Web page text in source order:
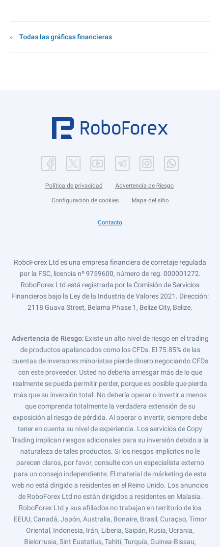
Todas las gráficas financieras
Política de privacidad Advertencia de Riesgo
Configuración de cookies Mapa del sitio
Contacto
RoboForex Ltd es una empresa financiera de corretaje regulada
por la FSC, licencia nº 9759600, número de reg. 000001272.
RoboForex Ltd está registrada por la Comisión de Servicios
Financieros bajo la Ley de la Industria de Valores 2021. Dirección:
2118 Guava Street, Belama Phase 1, Belize City, Belize.
Advertencia de Riesgo: Existe un alto nivel de riesgo en el trading
de productos apalancados como los CFDs. El 75.85% de las
cuentas de inversores minoristas pierde dinero negociando CFDs
con este proveedor. Usted no debería arriesgar más de lo que
realmente se pueda permitir perder, porque es posible que pierda
más que su inversión total. No debería operar o invertir a menos
que comprenda totalmente la verdadera extensión de su
exposición al riesgo de pérdida. Al operar o invertir, siempre debe
tener en cuenta su nivel de experiencia. Los servicios de Copy
Trading implican riesgos adicionales para su inversión debido a la
naturaleza de tales productos. Si los riesgos implícitos no le
parecen claros, por favor, consulte con un especialista externo
para un consejo independiente. El material de márketing de esta
web no está dirigido a residentes en el Reino Unido. Los anuncios
de RoboForex Ltd no están dirigidos a residentes en Malasia.
RoboForex Ltd y sus afiliados no trabajan en territorio de los
EEUU, Canadá, Japón, Australia, Bonaire, Brasil, Curaçao, Timor
Oriental, Indonesia, Irán, Liberia, Saipán, Rusia, Ucrania,
Bielorrusia, Sint Eustatius, Tahití, Turquía, Guinea-Bissau,